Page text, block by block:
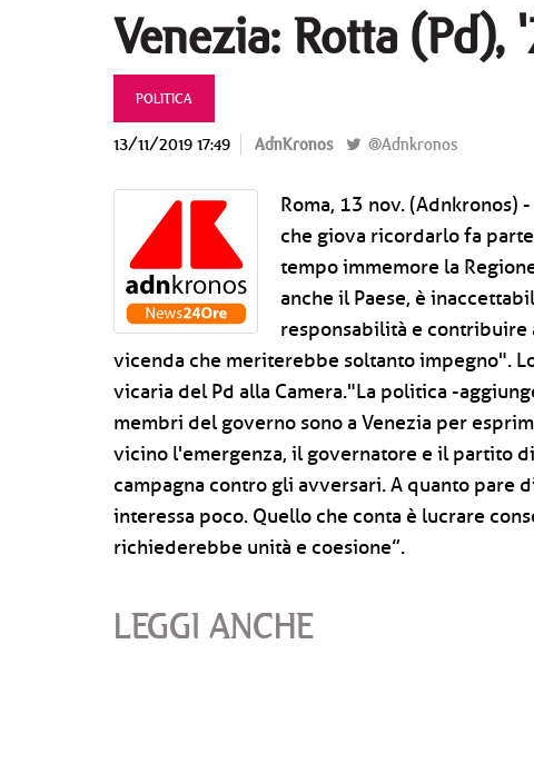
Venezia: Rotta
POLITICA
13/11/2019 17:49 AdnKronos @Adnkronos
Roma, 13 nov. (Adnkronos)
che giova ricordarlo fa
tempo immemore la
anche il Paese, è
responsabilità e contribuire
vicenda che meriterebbe soltanto impegno".
vicaria del Pd alla Camera."La politica -
membri del governo sono a Venezia per
vicino l'emergenza, il governatore e il partito
campagna contro gli avversari. A quanto pare
interessa poco. Quello che conta è lucrare
richiederebbe unità e coesione”.
LEGGI ANCHE